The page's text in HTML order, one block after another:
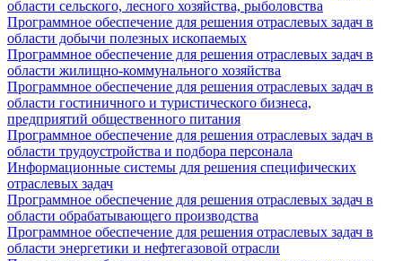
области сельского, лесного хозяйства, рыболовства
Программное обеспечение для решения отраслевых задач в
области добычи полезных ископаемых
Программное обеспечение для решения отраслевых задач в
области жилищно-коммунального хозяйства
Программное обеспечение для решения отраслевых задач в
области гостиничного и туристического бизнеса,
предприятий общественного питания
Программное обеспечение для решения отраслевых задач в
области трудоустройства и подбора персонала
Информационные системы для решения специфических
отраслевых задач
Программное обеспечение для решения отраслевых задач в
области обрабатывающего производства
Программное обеспечение для решения отраслевых задач в
области энергетики и нефтегазовой отрасли